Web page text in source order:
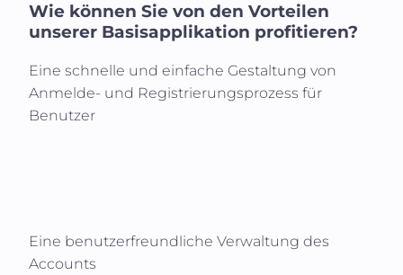
Wie können Sie von den Vorteilen
unserer Basisapplikation profitieren?
Eine schnelle und einfache Gestaltung von
Anmelde- und Registrierungsprozess für
Benutzer
Eine benutzerfreundliche Verwaltung des
Accounts